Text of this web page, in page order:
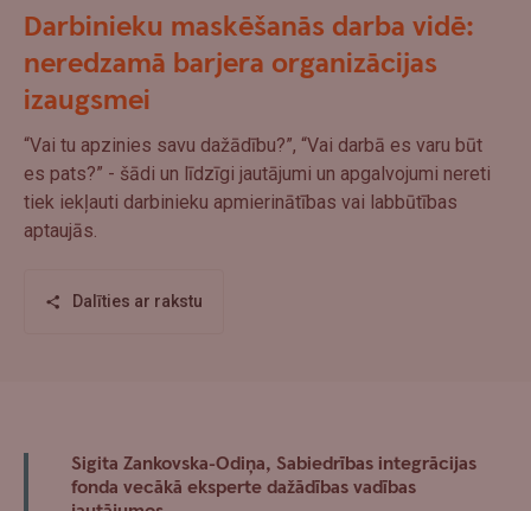
Darbinieku maskēšanās darba vidē:
neredzamā barjera organizācijas
izaugsmei
“Vai tu apzinies savu dažādību?”, “Vai darbā es varu būt
es pats?” - šādi un līdzīgi jautājumi un apgalvojumi nereti
tiek iekļauti darbinieku apmierinātības vai labbūtības
aptaujās.
Dalīties ar rakstu
Sigita Zankovska-Odiņa, Sabiedrības integrācijas
fonda vecākā eksperte dažādības vadības